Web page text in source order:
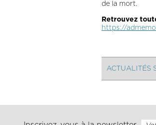
de la mort.
Retrouvez
https://
ACTUALITÉS